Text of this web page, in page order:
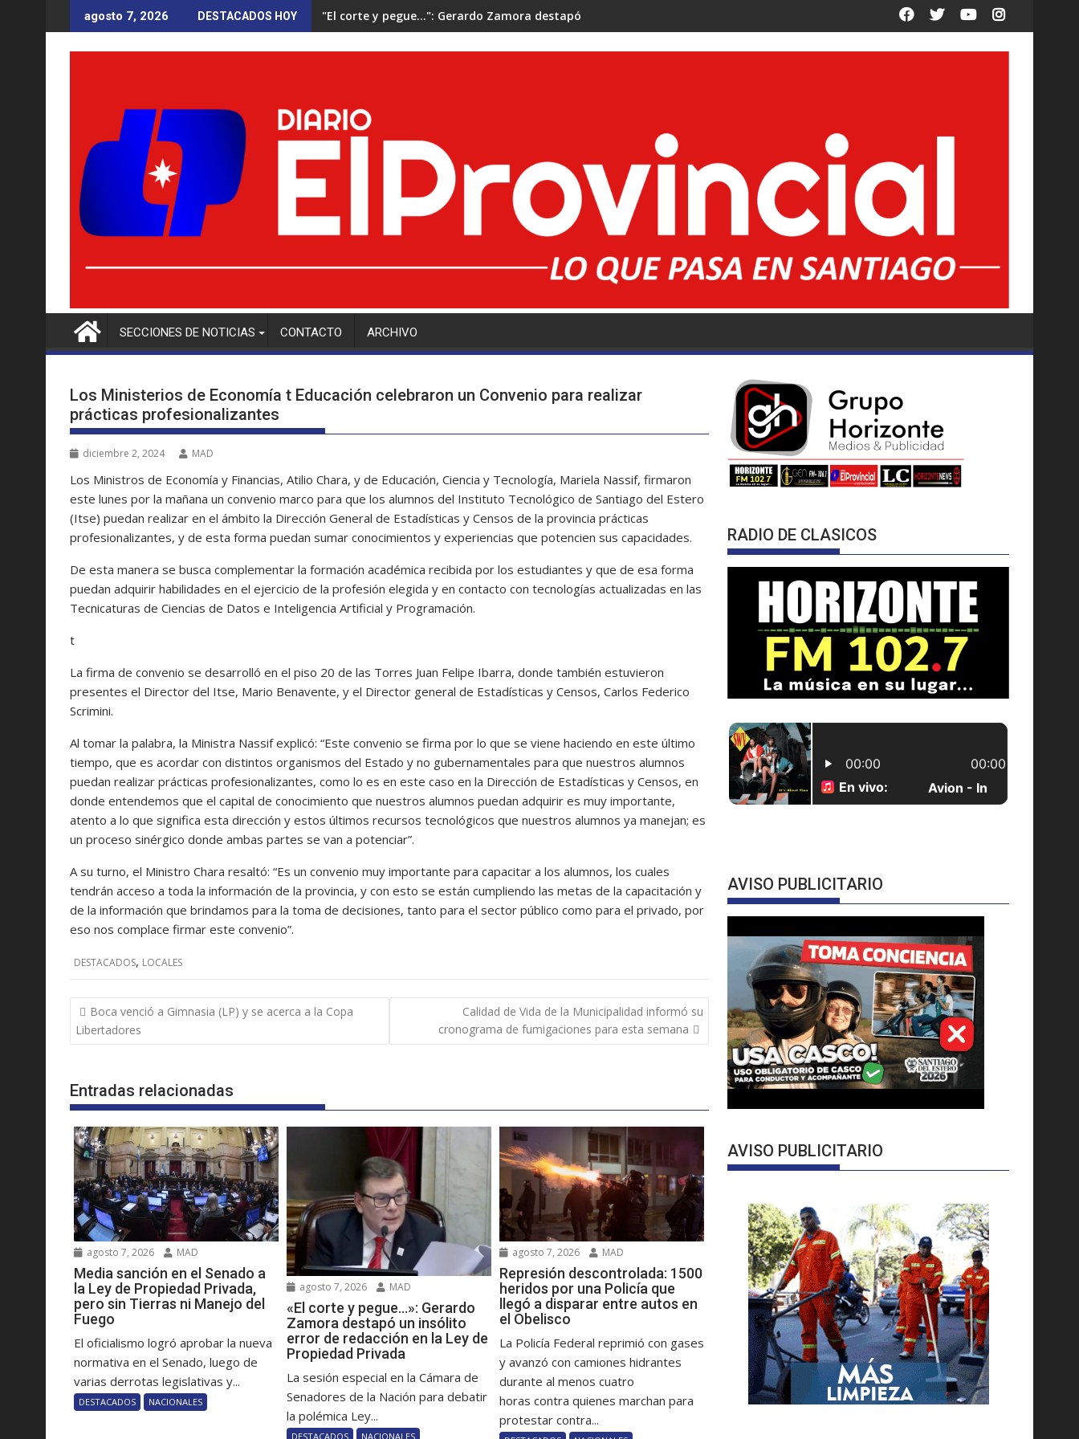
al
contenido
agosto 7, 2026 DESTACADOS HOY "El corte y pegue...": Gerardo Zamora destapó un insólito error de redacción en la Ley de Propiedad Privada
SECCIONES DE NOTICIAS CONTACTO ARCHIVO
Los Ministerios de Economía t Educación celebraron un Convenio para realizar
prácticas profesionalizantes
diciembre 2, 2024 MAD
Los Ministros de Economía y Financias, Atilio Chara, y de Educación, Ciencia y Tecnología, Mariela Nassif, firmaron
este lunes por la mañana un convenio marco para que los alumnos del Instituto Tecnológico de Santiago del Estero
(Itse) puedan realizar en el ámbito la Dirección General de Estadísticas y Censos de la provincia prácticas
profesionalizantes, y de esta forma puedan sumar conocimientos y experiencias que potencien sus capacidades.
De esta manera se busca complementar la formación académica recibida por los estudiantes y que de esa forma
puedan adquirir habilidades en el ejercicio de la profesión elegida y en contacto con tecnologías actualizadas en las
Tecnicaturas de Ciencias de Datos e Inteligencia Artificial y Programación.
t
La firma de convenio se desarrolló en el piso 20 de las Torres Juan Felipe Ibarra, donde también estuvieron
presentes el Director del Itse, Mario Benavente, y el Director general de Estadísticas y Censos, Carlos Federico
Scrimini.
Al tomar la palabra, la Ministra Nassif explicó: “Este convenio se firma por lo que se viene haciendo en este último
tiempo, que es acordar con distintos organismos del Estado y no gubernamentales para que nuestros alumnos
puedan realizar prácticas profesionalizantes, como lo es en este caso en la Dirección de Estadísticas y Censos, en
donde entendemos que el capital de conocimiento que nuestros alumnos puedan adquirir es muy importante,
atento a lo que significa esta dirección y estos últimos recursos tecnológicos que nuestros alumnos ya manejan; es
un proceso sinérgico donde ambas partes se van a potenciar”.
A su turno, el Ministro Chara resaltó: “Es un convenio muy importante para capacitar a los alumnos, los cuales
tendrán acceso a toda la información de la provincia, y con esto se están cumpliendo las metas de la capacitación y
de la información que brindamos para la toma de decisiones, tanto para el sector público como para el privado, por
eso nos complace firmar este convenio”.
DESTACADOS, LOCALES
Navegación
de
entradas
Boca venció a Gimnasia (LP) y se acerca a la Copa
Libertadores
Calidad de Vida de la Municipalidad informó su
cronograma de fumigaciones para esta semana
Entradas relacionadas
agosto 7, 2026 MAD
Media sanción en el Senado a
la Ley de Propiedad Privada,
pero sin Tierras ni Manejo del
Fuego
El oficialismo logró aprobar la nueva
normativa en el Senado, luego de
varias derrotas legislativas y...
DESTACADOS NACIONALES
agosto 7, 2026 MAD
«El corte y pegue…»: Gerardo
Zamora destapó un insólito
error de redacción en la Ley de
Propiedad Privada
La sesión especial en la Cámara de
Senadores de la Nación para debatir
la polémica Ley...
DESTACADOS NACIONALES
agosto 7, 2026 MAD
Represión descontrolada: 1500
heridos por una Policía que
llegó a disparar entre autos en
el Obelisco
La Policía Federal reprimió con gases
y avanzó con camiones hidrantes
durante al menos cuatro
horas contra quienes marchan para
protestar contra...
RADIO DE CLASICOS
AVISO PUBLICITARIO
AVISO PUBLICITARIO